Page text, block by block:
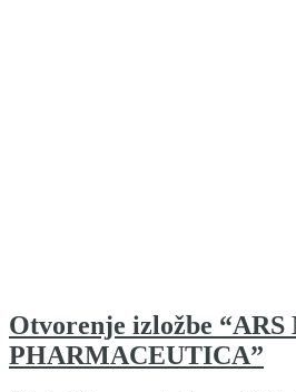
Otvorenje izložbe
PHARMACEUTICA”